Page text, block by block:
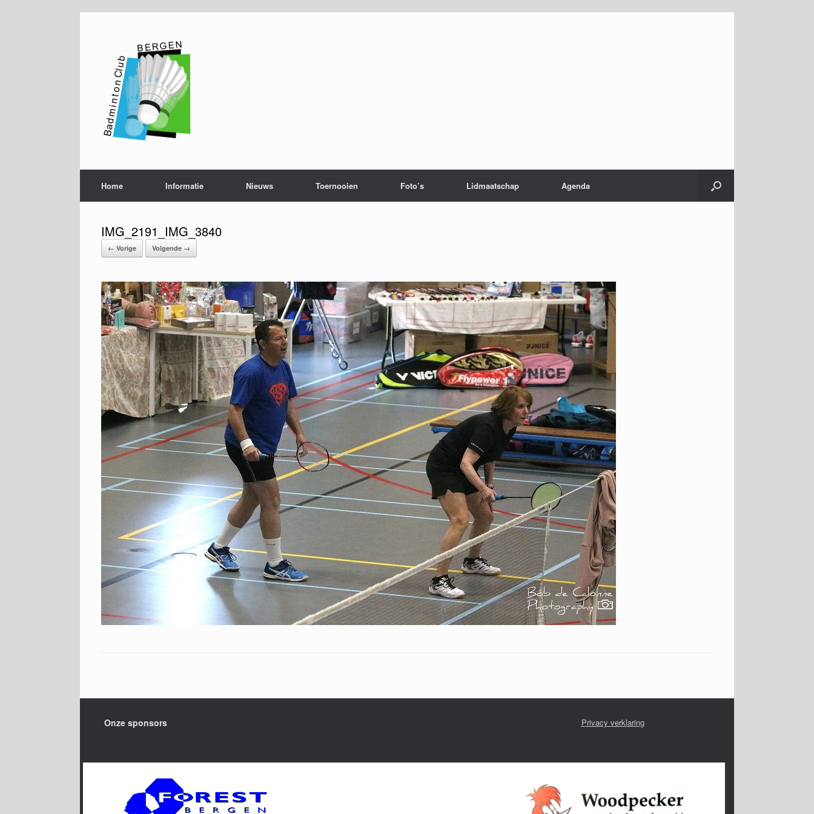
Home Informatie Nieuws Toernooien Foto’s Lidmaatschap Agenda
IMG_2191_IMG_3840
← Vorige Volgende →
Onze sponsors Privacy verklaring